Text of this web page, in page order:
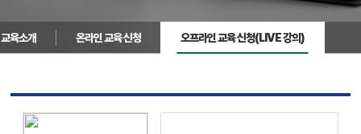
교육소개 온라인 교육 신청 오프라인 교육 신청(LIVE 강의)